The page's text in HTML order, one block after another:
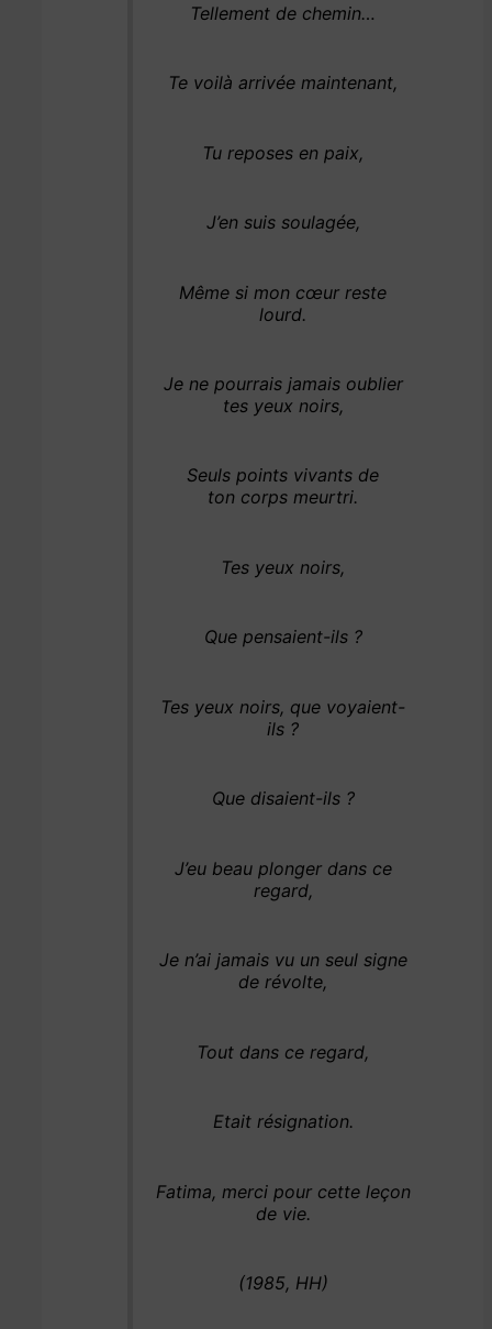
Tellement de chemin…
Te voilà arrivée maintenant,
Tu reposes en paix,
J’en suis soulagée,
Même si mon cœur reste
lourd.
Je ne pourrais jamais oublier
tes yeux noirs,
Seuls points vivants de
ton corps meurtri.
Tes yeux noirs,
Que pensaient-ils ?
Tes yeux noirs, que voyaient-
ils ?
Que disaient-ils ?
J’eu beau plonger dans ce
regard,
Je n’ai jamais vu un seul signe
de révolte,
Tout dans ce regard,
Etait résignation.
Fatima, merci pour cette leçon
de vie.
(1985, HH)